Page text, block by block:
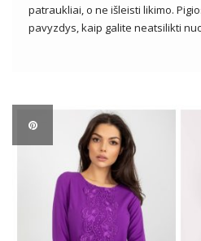
patraukliai, o ne išleisti likimo.
pavyzdys, kaip galite neatsilikti